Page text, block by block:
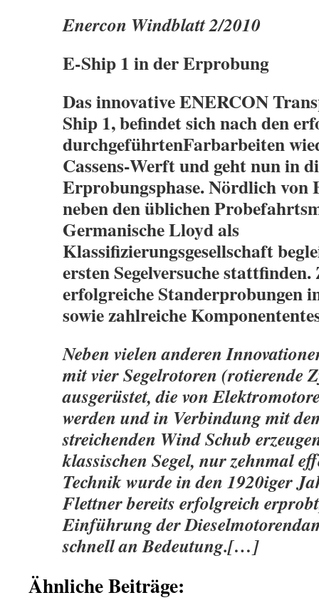
Enercon Windblatt 2/2010
E-Ship 1 in der Erprobung
Das innovative ENERCON
Ship 1, befindet sich nach den
durchgeführtenFarbarbeiten
Cassens-Werft und geht nun in
Erprobungsphase. Nördlich von
neben den üblichen
Germanische Lloyd als
Klassifizierungsgesellschaft
ersten Segelversuche
erfolgreiche Standerprobungen
sowie zahlreiche
Neben vielen anderen
mit vier Segelrotoren (rotierende
ausgerüstet, die von
werden und in Verbindung mit
streichenden Wind Schub
klassischen Segel, nur zehnmal
Technik wurde in den 1920iger
Flettner bereits erfolgreich
Einführung der
schnell an Bedeutung.[…]
Ähnliche Beiträge: